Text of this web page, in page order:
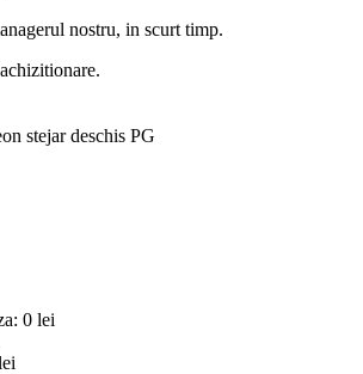
nostru, in scurt timp.
stejar deschis PG
0 lei